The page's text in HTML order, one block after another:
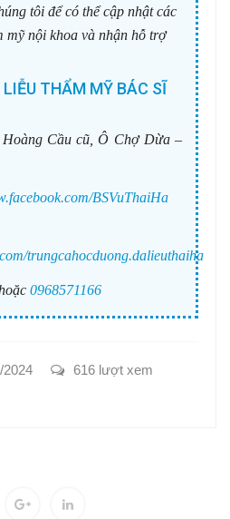
tôi để có thể cập nhật các
mỹ nội khoa và nhận hỗ trợ
THẨM MỸ BÁC SĨ
Hoàng Cầu cũ, Ô Chợ Dừa –
BSVuThaiHa
trungcahocduong.dalieuthaiha
0968571166
2024
616 lượt xem